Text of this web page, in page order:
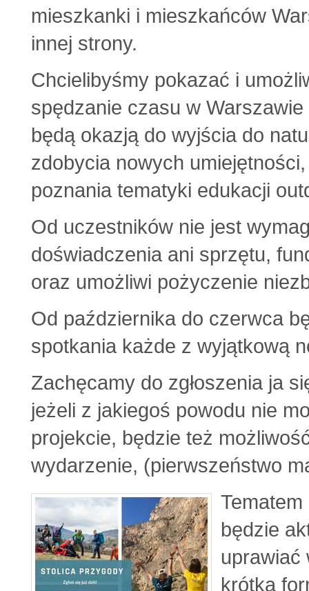
mieszkanki i mieszkańców
innej strony.
Chcielibyśmy pokazać i
spędzanie czasu w
będą okazją do wyjścia do
zdobycia nowych
poznania tematyki edukacji
Od uczestników nie jest
doświadczenia ani sprzętu,
oraz umożliwi pożyczenie
Od października do czerwca
spotkania każde z wyjątkową
Zachęcamy do zgłoszenia ja
jeżeli z jakiegoś powodu nie
projekcie, będzie też
wydarzenie, (pierwszeństwo
będzie
uprawiać
krótka